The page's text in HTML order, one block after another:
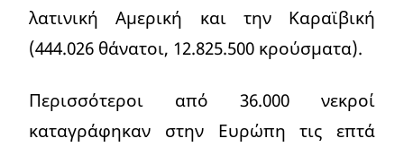
λατινική Αμερική και την Καραϊβική
(444.026 θάνατοι, 12.825.500 κρούσματα).
Περισσότεροι από 36.000 νεκροί
καταγράφηκαν στην Ευρώπη τις επτά